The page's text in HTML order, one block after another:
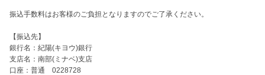
振込手数料はお客様のご負担となりますのでご了承ください。
【振込先】
銀行名：紀陽(キヨウ)銀行
支店名：南部(ミナベ)支店
口座：普通 0228728